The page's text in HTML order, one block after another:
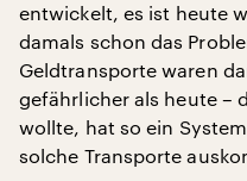
entwickelt, es ist heute
damals schon das
Geldtransporte waren
gefährlicher als heute –
wollte, hat so ein
solche Transporte